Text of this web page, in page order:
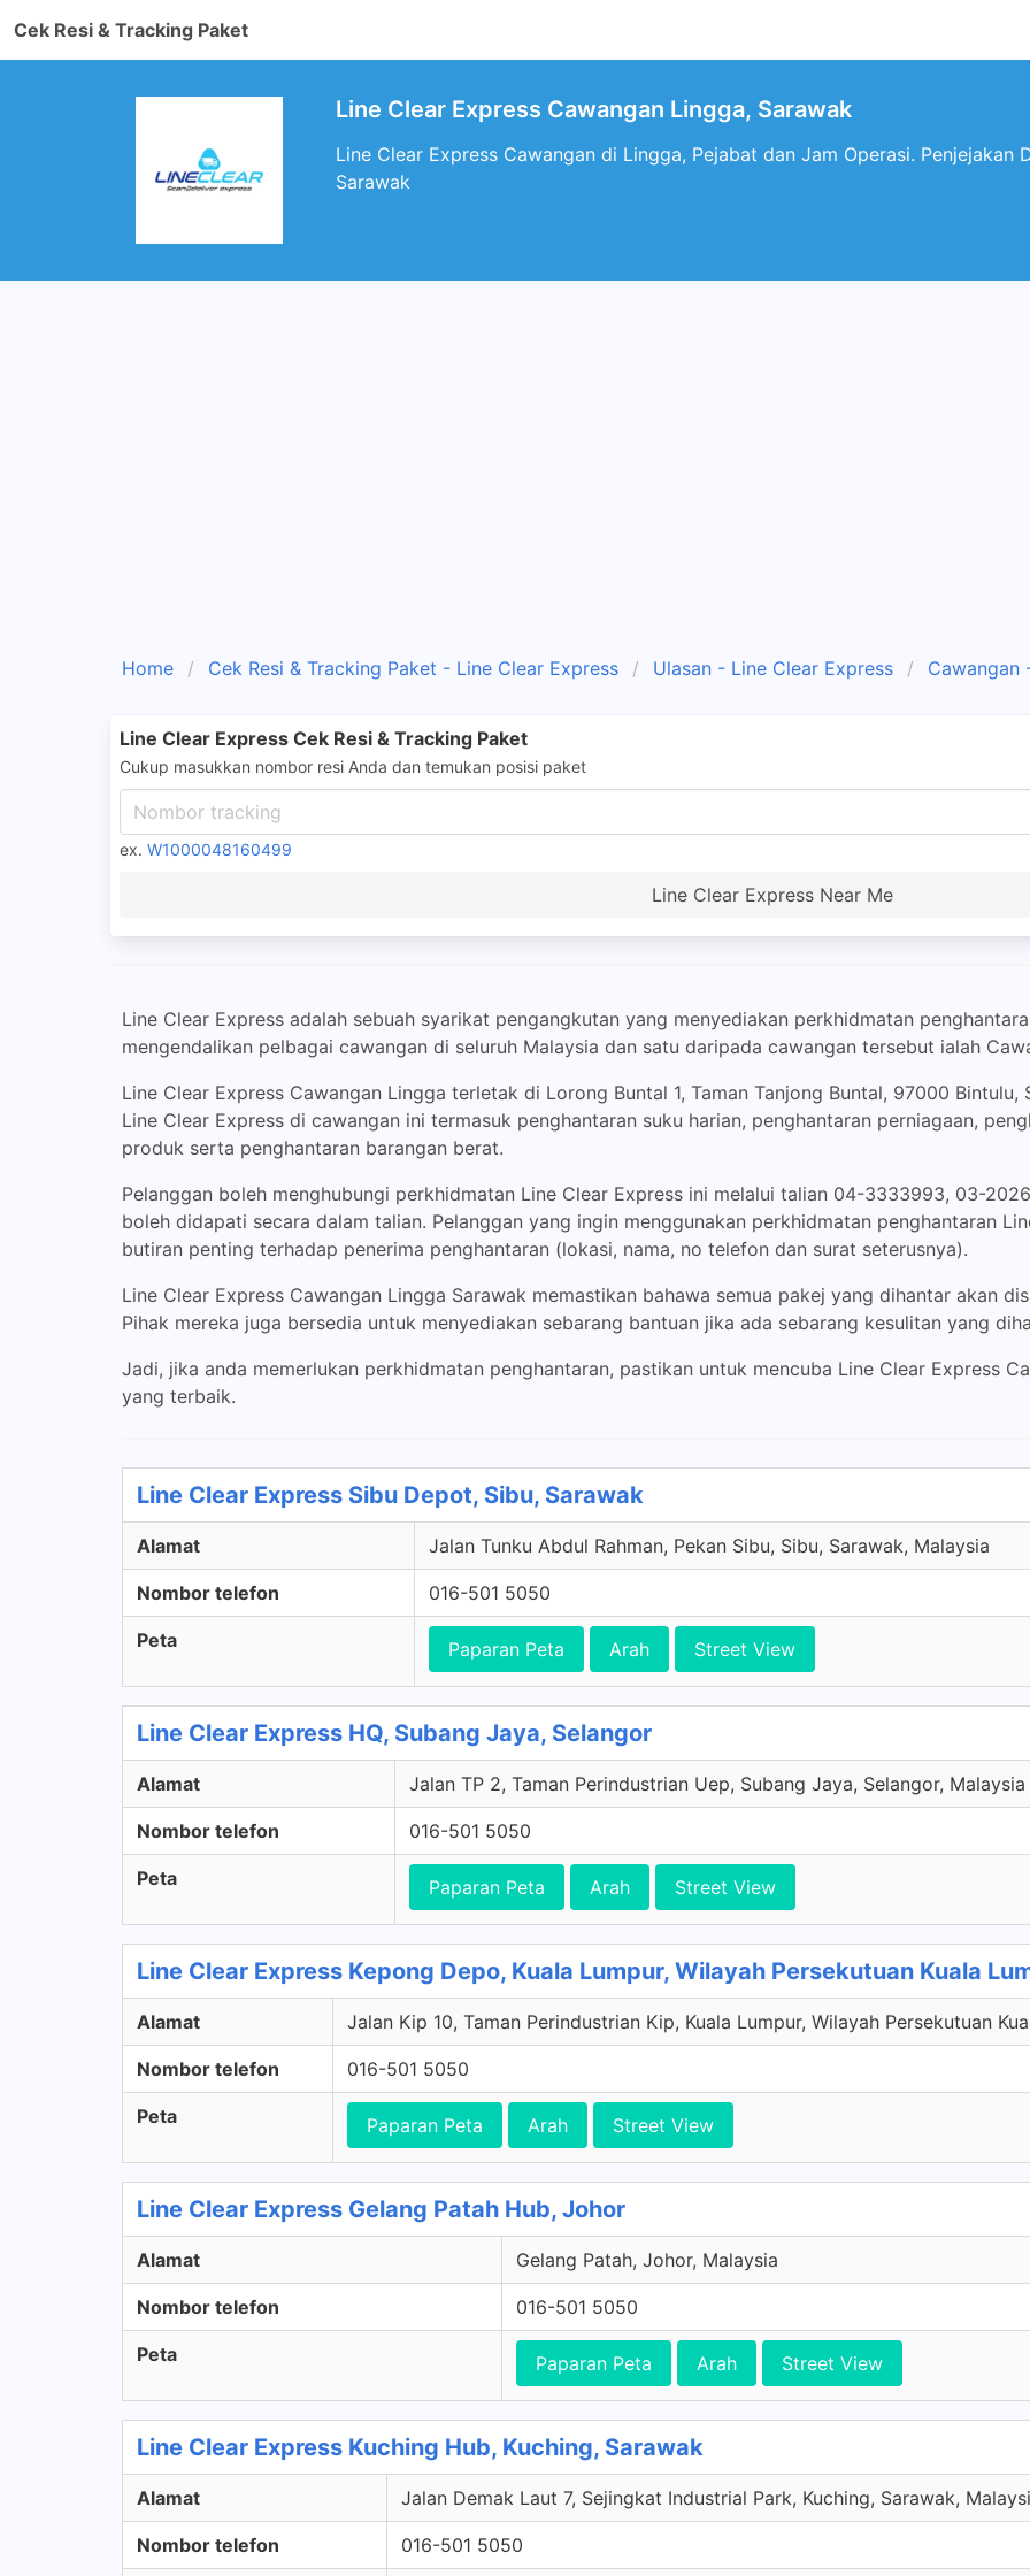
Cek Resi & Tracking Paket
Line Clear Express Cawangan Lingga, Sarawak
Line Clear Express Cawangan di Lingga, Pejabat dan Jam Operasi. Penjejakan
Sarawak
Home Cek Resi & Tracking Paket - Line Clear Express Ulasan - Line Clear Express Cawangan
Line Clear Express Cek Resi & Tracking Paket
Cukup masukkan nombor resi Anda dan temukan posisi paket
ex. W1000048160499
Line Clear Express Near Me
Line Clear Express adalah sebuah syarikat pengangkutan yang menyediakan perkhidmatan
mengendalikan pelbagai cawangan di seluruh Malaysia dan satu daripada cawangan tersebut ialah
Line Clear Express Cawangan Lingga terletak di Lorong Buntal 1, Taman Tanjong Buntal, 97000
Line Clear Express di cawangan ini termasuk penghantaran suku harian, penghantaran perniagaan,
produk serta penghantaran barangan berat.
Pelanggan boleh menghubungi perkhidmatan Line Clear Express ini melalui talian 04-3333993, 03-
boleh didapati secara dalam talian. Pelanggan yang ingin menggunakan perkhidmatan penghantaran
butiran penting terhadap penerima penghantaran (lokasi, nama, no telefon dan surat seterusnya).
Line Clear Express Cawangan Lingga Sarawak memastikan bahawa semua pakej yang dihantar akan
Pihak mereka juga bersedia untuk menyediakan sebarang bantuan jika ada sebarang kesulitan yang
Jadi, jika anda memerlukan perkhidmatan penghantaran, pastikan untuk mencuba Line Clear Express
yang terbaik.
Line Clear Express Sibu Depot, Sibu, Sarawak
Alamat Jalan Tunku Abdul Rahman, Pekan Sibu, Sibu, Sarawak, Malaysia
Nombor telefon 016-501 5050
Peta Paparan Peta Arah Street View
Line Clear Express HQ, Subang Jaya, Selangor
Alamat Jalan TP 2, Taman Perindustrian Uep, Subang Jaya, Selangor, Malaysia
Nombor telefon 016-501 5050
Peta Paparan Peta Arah Street View
Line Clear Express Kepong Depo, Kuala Lumpur, Wilayah Persekutuan Kuala
Alamat Jalan Kip 10, Taman Perindustrian Kip, Kuala Lumpur, Wilayah Persekutuan
Nombor telefon 016-501 5050
Peta Paparan Peta Arah Street View
Line Clear Express Gelang Patah Hub, Johor
Alamat Gelang Patah, Johor, Malaysia
Nombor telefon 016-501 5050
Peta Paparan Peta Arah Street View
Line Clear Express Kuching Hub, Kuching, Sarawak
Alamat Jalan Demak Laut 7, Sejingkat Industrial Park, Kuching, Sarawak,
Nombor telefon 016-501 5050